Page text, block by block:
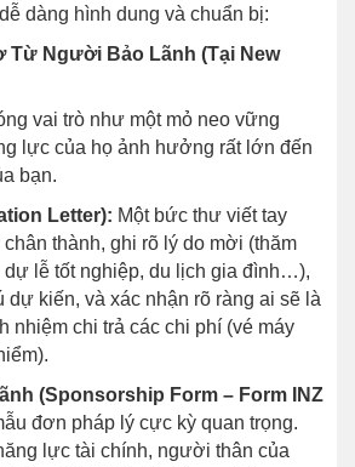
dàng hình dung và chuẩn bị:
Từ Người Bảo Lãnh (Tại New
vai trò như một mỏ neo vững
lực của họ ảnh hưởng rất lớn đến
bạn.
Letter): Một bức thư viết tay
chân thành, ghi rõ lý do mời (thăm
dự lễ tốt nghiệp, du lịch gia đình…),
dự kiến, và xác nhận rõ ràng ai sẽ là
nhiệm chi trả các chi phí (vé máy
(Sponsorship Form – Form INZ
đơn pháp lý cực kỳ quan trọng.
lực tài chính, người thân của